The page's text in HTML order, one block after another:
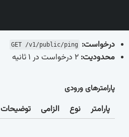
درخواست: GET /v1/public/ping
محدودیت:
پارامترهای ورودی
پارامتر نوع الزامی توضیحات